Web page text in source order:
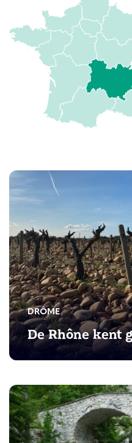
DRÔME
De Rhône kent